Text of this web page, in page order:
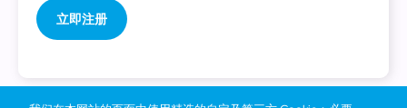
立即注册